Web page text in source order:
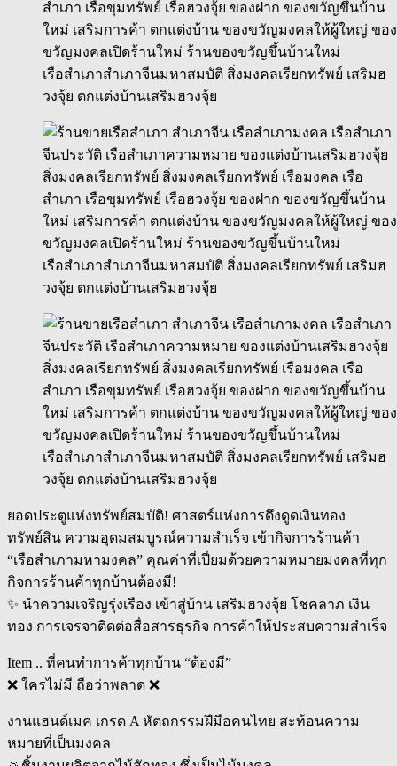
เรือสำเภาสำเภาจีนมหาสมบัติ สิ่งมงคลเรียกทรัพย์ เสริมฮ
วงจุ้ย ตกแต่งบ้านเสริมฮวงจุ้ย
เรือสำเภาสำเภาจีนมหาสมบัติ สิ่งมงคลเรียกทรัพย์ เสริมฮ
วงจุ้ย ตกแต่งบ้านเสริมฮวงจุ้ย
เรือสำเภาสำเภาจีนมหาสมบัติ สิ่งมงคลเรียกทรัพย์ เสริมฮ
วงจุ้ย ตกแต่งบ้านเสริมฮวงจุ้ย
ยอดประตูแห่งทรัพย์สมบัติ! ศาสตร์แห่งการดึงดูดเงินทอง
ทรัพย์สิน ความอุดมสมบูรณ์ความสำเร็จ เข้ากิจการร้านค้า
“เรือสำเภามหามงคล” คุณค่าที่เปี่ยมด้วยความหมายมงคลที่ทุก
กิจการร้านค้าทุกบ้านต้องมี!
✨ นำความเจริญรุ่งเรือง เข้าสู่บ้าน เสริมฮวงจุ้ย โชคลาภ เงิน
ทอง การเจรจาติดต่อสื่อสารธุรกิจ การค้าให้ประสบความสำเร็จ
Item .. ที่คนทำการค้าทุกบ้าน “ต้องมี”
❌ ใครไม่มี ถือว่าพลาด ❌
งานแฮนด์เมค เกรด A หัตถกรรมฝีมือคนไทย สะท้อนความ
หมายที่เป็นมงคล